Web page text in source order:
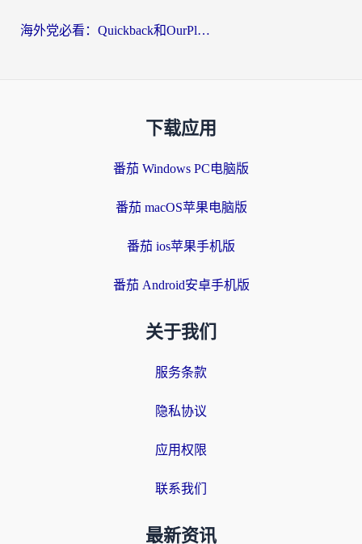
海外党必看：Quickback和OurPlay好用吗？3分钟选对回国加速器，无缝刷剧玩游戏
下载应用
番茄 Windows PC电脑版
番茄 macOS苹果电脑版
番茄 ios苹果手机版
番茄 Android安卓手机版
关于我们
服务条款
隐私协议
应用权限
联系我们
最新资讯